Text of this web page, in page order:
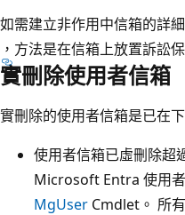
如需建立非作用中信箱的詳
，方法是在信箱上放置訴訟
實刪除使用者信箱
實刪除的使用者信箱是已在
使用者信箱已虛刪除超
Microsoft Entra 使用
MgUser Cmdlet。 所